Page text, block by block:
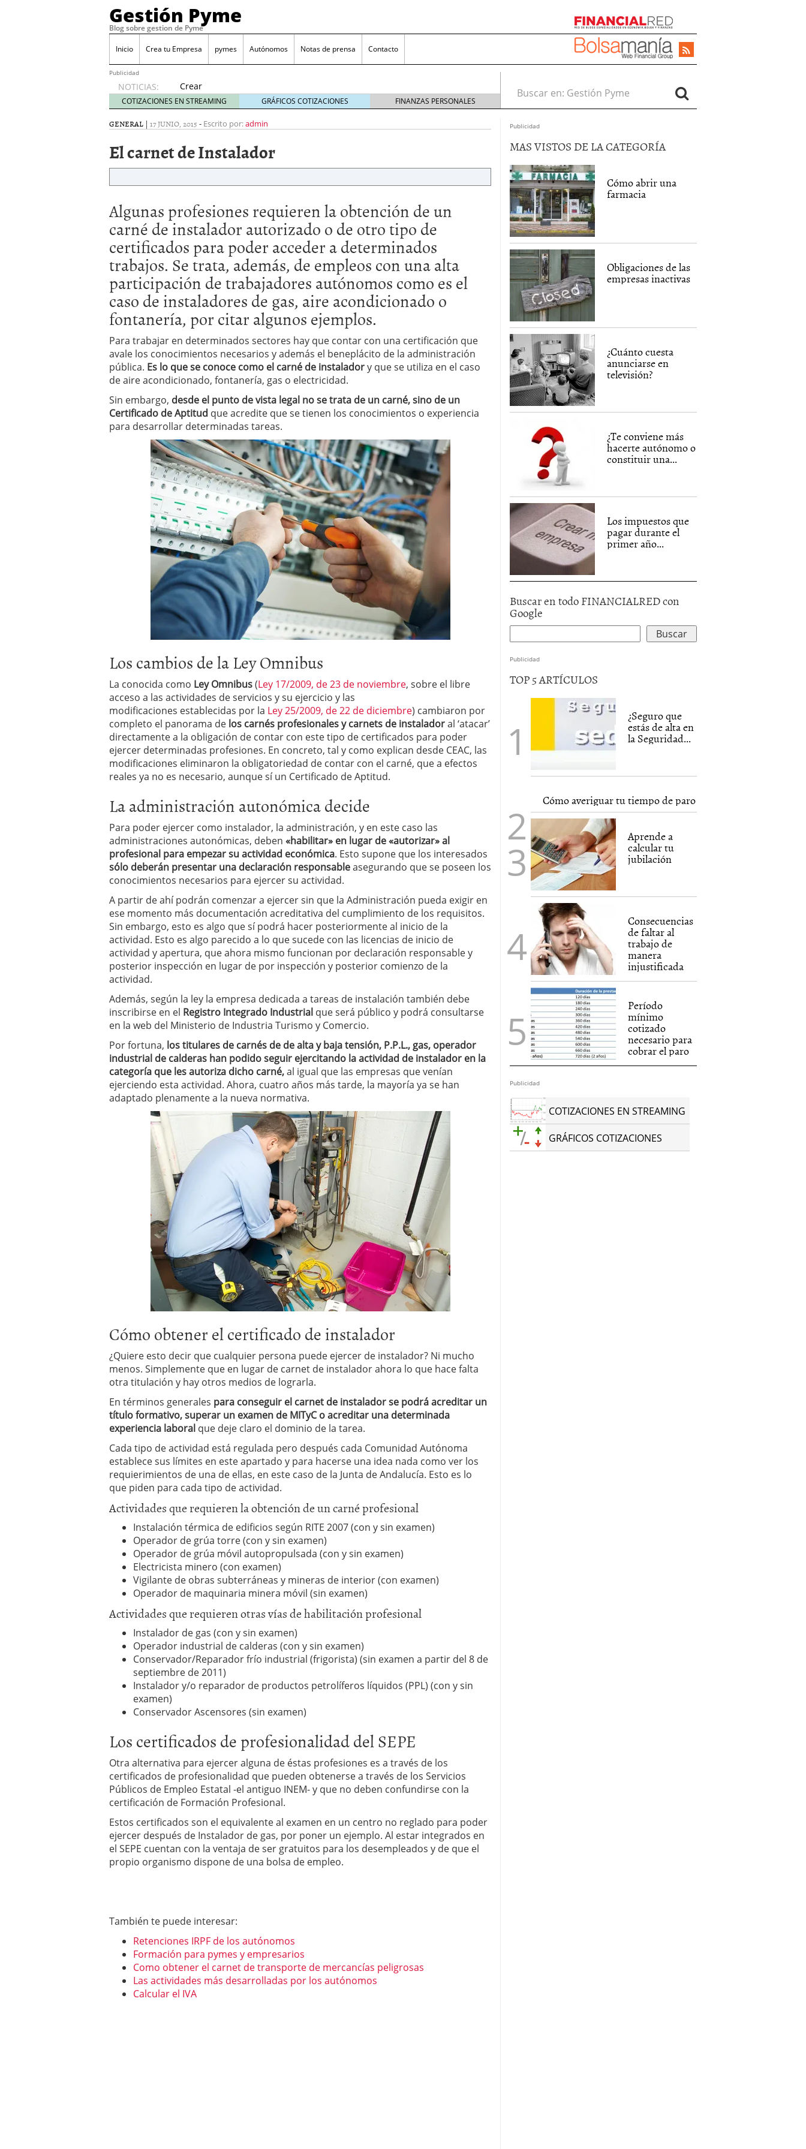
Gestión Pyme
Blog sobre gestion de Pyme
Inicio Crea tu Empresa pymes Autónomos Notas de prensa Contacto
Publicidad
NOTICIAS:
Crear
empresa
online vs
proceso
ventajas
reales
para
2026
Sobres de cartón: una inversión rentable para las pymes que venden online
septiembre 4, 2025
Cómo convertir tu negocio en un ecommerce exitoso
junio 20, 2025
Los CRM: Impulsores de la Transformación Empresarial mayo 14, 2025
Reubicación internacional: guía rápida para trasladar empleados sin
errores
abril 10, 2025
COTIZACIONES EN STREAMING GRÁFICOS COTIZACIONES FINANZAS PERSONALES
Buscar en:
GENERAL | 17 JUNIO, 2015 - Escrito por:admin
El carnet de Instalador
Algunas profesiones requieren la obtención de un
carné de instalador autorizado o de otro tipo de
certificados para poder acceder a determinados
trabajos. Se trata, además, de empleos con una alta
participación de trabajadores autónomos como es el
caso de instaladores de gas, aire acondicionado o
fontanería, por citar algunos ejemplos.
Para trabajar en determinados sectores hay que contar con una certificación que
avale los conocimientos necesarios y además el beneplácito de la administración
pública. Es lo que se conoce como el carné de instaladory que se utiliza en el caso
de aire acondicionado, fontanería, gas o electricidad.
Sin embargo, desde el punto de vista legal no se trata de un carné, sino de un
Certificado de Aptitud que acredite que se tienen los conocimientos o experiencia
para desarrollar determinadas tareas.
Los cambios de la Ley Omnibus
La conocida como Ley Omnibus(Ley 17/2009, de 23 de noviembre, sobre el libre
acceso a las actividades de servicios y su ejercicio y las
modificaciones establecidas por la Ley 25/2009, de 22 de diciembre) cambiaron por
completo el panorama de los carnés profesionales y carnets de instaladoral ‘atacar’
directamente a la obligación de contar con este tipo de certificados para poder
ejercer determinadas profesiones. En concreto, tal y como explican desde CEAC, las
modificaciones eliminaron la obligatoriedad de contar con el carné, que a efectos
reales ya no es necesario, aunque sí un Certificado de Aptitud.
La administración autonómica decide
Para poder ejercer como instalador, la administración, y en este caso las
administraciones autonómicas, deben «habilitar» en lugar de «autorizar» al
profesional para empezar su actividad económica. Esto supone que los interesados
sólo deberán presentar una declaración responsableasegurando que se poseen los
conocimientos necesarios para ejercer su actividad.
A partir de ahí podrán comenzar a ejercer sin que la Administración pueda exigir en
ese momento más documentación acreditativa del cumplimiento de los requisitos.
Sin embargo, esto es algo que sí podrá hacer posteriormente al inicio de la
actividad. Esto es algo parecido a lo que sucede con las licencias de inicio de
actividad y apertura, que ahora mismo funcionan por declaración responsable y
posterior inspección en lugar de por inspección y posterior comienzo de la
actividad.
Además, según la ley la empresa dedicada a tareas de instalación también debe
inscribirse en el Registro Integrado Industrial que será público y podrá consultarse
en la web del Ministerio de Industria Turismo y Comercio.
Por fortuna, los titulares de carnés de de alta y baja tensión, P.P.L., gas, operador
industrial de calderas han podido seguir ejercitando la actividad de instalador en la
categoría que les autoriza dicho carné,al igual que las empresas que venían
ejerciendo esta actividad. Ahora, cuatro años más tarde, la mayoría ya se han
adaptado plenamente a la nueva normativa.
Cómo obtener el certificado de instalador
¿Quiere esto decir que cualquier persona puede ejercer de instalador? Ni mucho
menos. Simplemente que en lugar de carnet de instalador ahora lo que hace falta
otra titulación y hay otros medios de lograrla.
En términos generales para conseguir el carnet de instalador se podrá acreditar un
título formativo, superar un examen de MITyC o acreditar una determinada
experiencia laboral que deje claro el dominio de la tarea.
Cada tipo de actividad está regulada pero después cada Comunidad Autónoma
establece sus límites en este apartado y para hacerse una idea nada como ver los
requierimientos de una de ellas, en este caso de la Junta de Andalucía. Esto es lo
que piden para cada tipo de actividad.
Actividades que requieren la obtención de un carné profesional
Instalación térmica de edificios según RITE 2007 (con y sin examen)
Operador de grúa torre (con y sin examen)
Operador de grúa móvil autopropulsada (con y sin examen)
Electricista minero (con examen)
Vigilante de obras subterráneas y mineras de interior (con examen)
Operador de maquinaria minera móvil (sin examen)
Actividades que requieren otras vías de habilitación profesional
Instalador de gas (con y sin examen)
Operador industrial de calderas (con y sin examen)
Conservador/Reparador frío industrial (frigorista) (sin examen a partir del 8 de
septiembre de 2011)
Instalador y/o reparador de productos petrolíferos líquidos (PPL) (con y sin
examen)
Conservador Ascensores (sin examen)
Los certificados de profesionalidad del SEPE
Otra alternativa para ejercer alguna de éstas profesiones es a través de los
certificados de profesionalidad que pueden obtenerse a través de los Servicios
Públicos de Empleo Estatal -el antiguo INEM- y que no deben confundirse con la
certificación de Formación Profesional.
Estos certificados son el equivalente al examen en un centro no reglado para poder
ejercer después de Instalador de gas, por poner un ejemplo. Al estar integrados en
el SEPE cuentan con la ventaja de ser gratuitos para los desempleados y de que el
propio organismo dispone de una bolsa de empleo.
También te puede interesar:
Retenciones IRPF de los autónomos
Formación para pymes y empresarios
Como obtener el carnet de transporte de mercancías peligrosas
Las actividades más desarrolladas por los autónomos
Calcular el IVA
Publicidad
MAS VISTOS DE LA CATEGORÍA
Cómo abrir una
farmacia
Obligaciones de las
empresas inactivas
¿Cuánto cuesta
anunciarse en
televisión?
¿Te conviene más
hacerte autónomo o
constituir una...
Los impuestos que
pagar durante el
primer año...
Buscar en todo FINANCIALRED con
Google
Publicidad
TOP 5 ARTÍCULOS
¿Seguro que
estás de alta en
la Seguridad...
Cómo averiguar tu tiempo de paro
Aprende a
calcular tu
jubilación
Consecuencias
de faltar al
trabajo de
manera
injustificada
Período
mínimo
cotizado
necesario para
cobrar el paro
Publicidad
COTIZACIONES EN STREAMING
GRÁFICOS COTIZACIONES